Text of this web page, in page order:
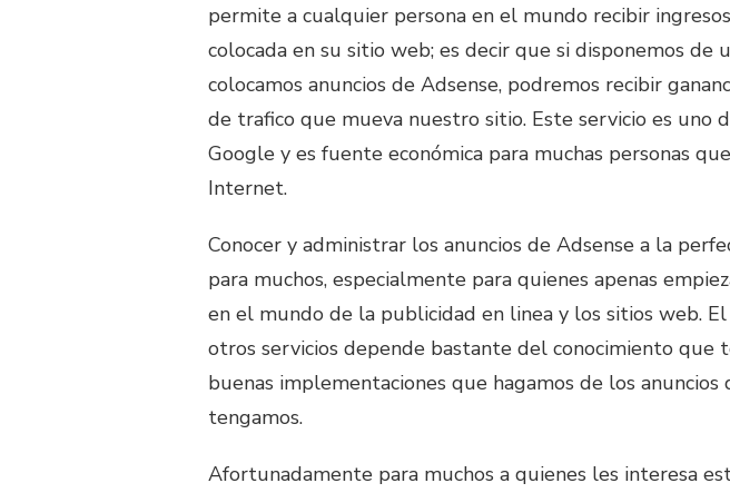
permite a cualquier persona en el mundo recibir
colocada en su sitio web; es decir que si disponemos de
colocamos anuncios de Adsense, podremos recibir
de trafico que mueva nuestro sitio. Este servicio es uno
Google y es fuente económica para muchas personas
Internet.
Conocer y administrar los anuncios de Adsense a la
para muchos, especialmente para quienes apenas
en el mundo de la publicidad en linea y los sitios web.
otros servicios depende bastante del conocimiento que
buenas implementaciones que hagamos de los
tengamos.
Afortunadamente para muchos a quienes les interesa